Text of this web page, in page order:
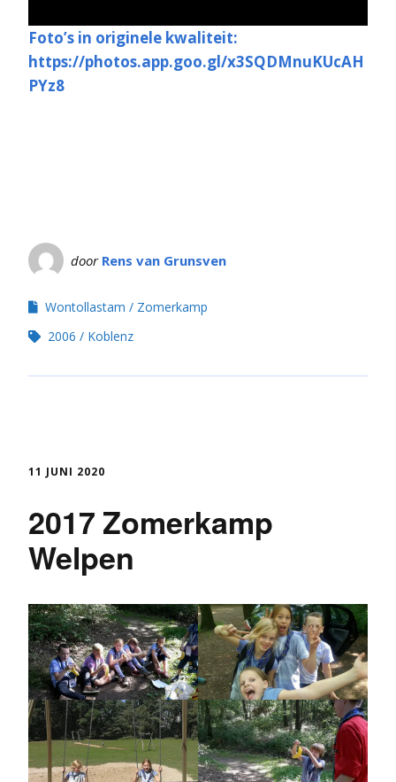
Foto’s in originele kwaliteit:
https://photos.app.goo.gl/x3SQDMnuKUcAH
PYz8
door Rens van Grunsven
Wontollastam
Zomerkamp
2006
Koblenz
11 JUNI 2020
2017 Zomerkamp
Welpen